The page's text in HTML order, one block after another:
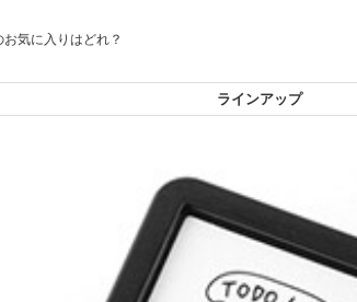
気に入りはどれ？
ラインアップ